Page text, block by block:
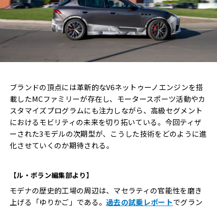
ブランドの頂点には革新的なV6ネットゥーノエンジンを搭
載したMCファミリーが存在し、モータースポーツ活動やカ
スタマイズプログラムにも注力しながら、高級セグメント
におけるモビリティの未来を切り拓いている。今回ティザ
ーされた3モデルの次期型が、こうした技術をどのように進
化させていくのか期待される。
【ル・ボラン編集部より】
モデナの歴史的工場の周辺は、マセラティの官能性を磨き
上げる「ゆりかご」である。過去の試乗レポートでグラン